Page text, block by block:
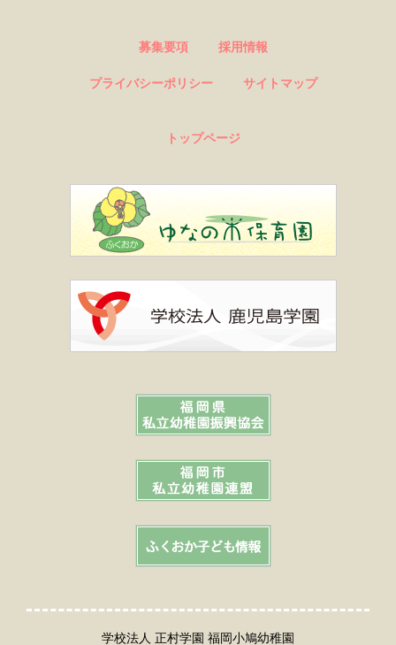
募集要項 採用情報
プライバシーポリシー サイトマップ
トップページ
学校法人 正村学園 福岡小鳩幼稚園